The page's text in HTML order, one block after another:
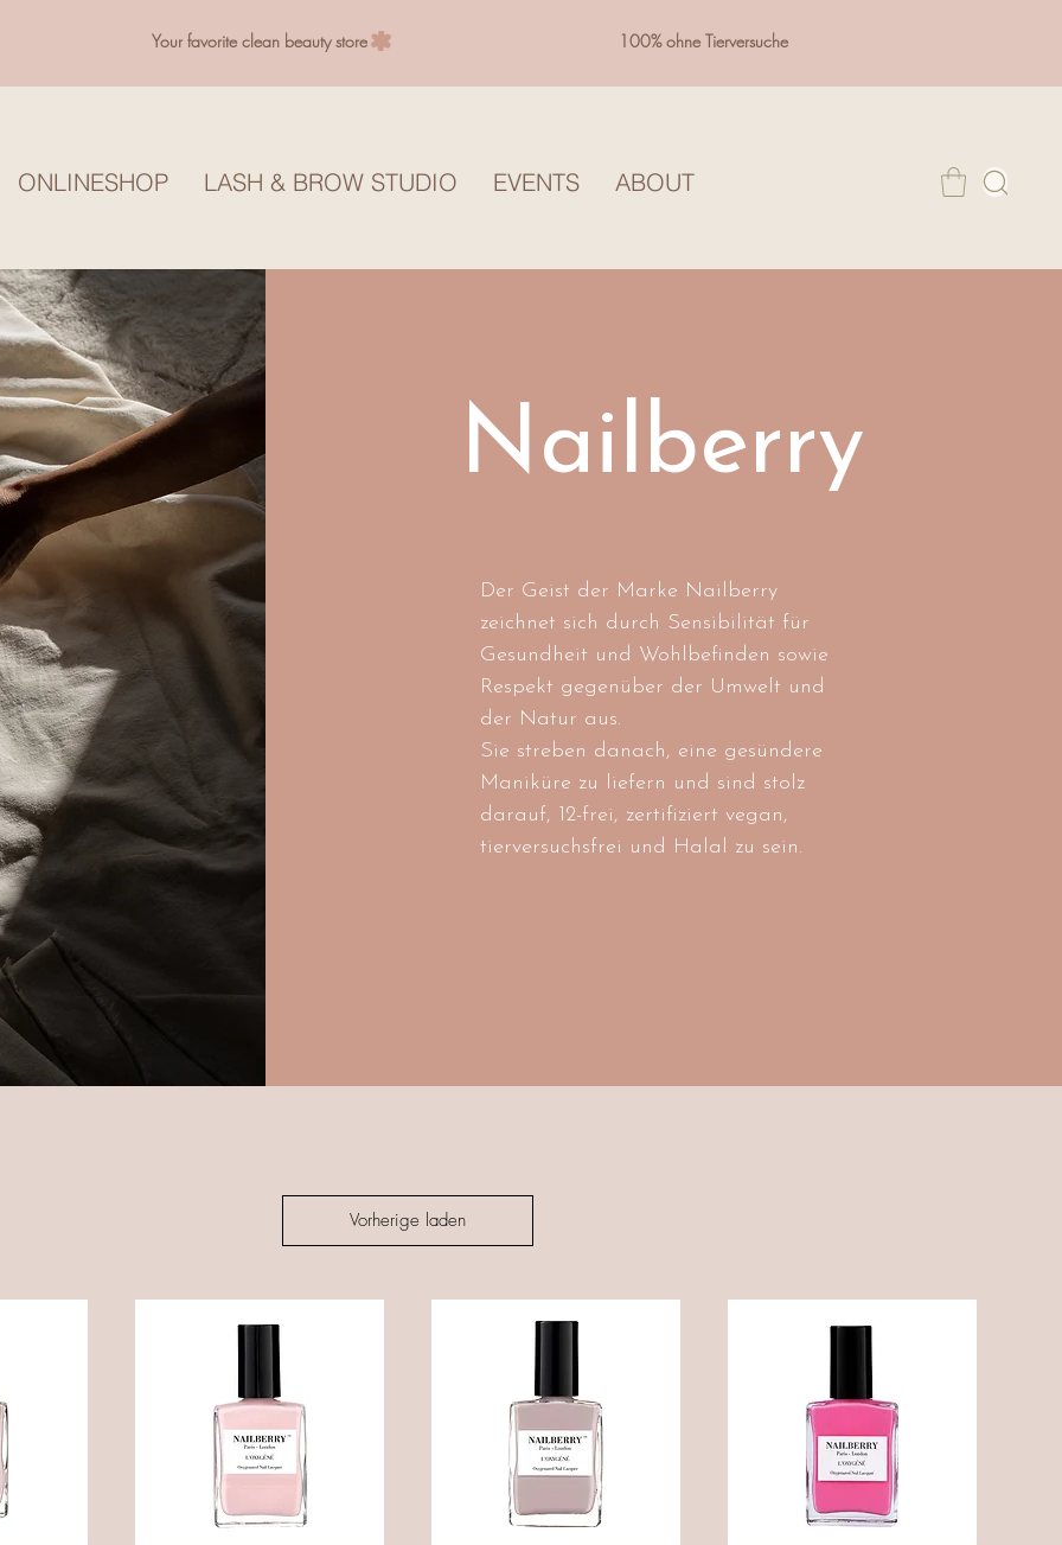
Your favorite clean beauty store 100% ohne Tierversuche
ONLINESHOP LASH & BROW STUDIO EVENTS ABOUT
Nailberry
Der Geist der Marke Nailberry
zeichnet sich durch Sensibilität für
Gesundheit und Wohlbefinden sowie
Respekt gegenüber der Umwelt und
der Natur aus.
Sie streben danach, eine gesündere
Maniküre zu liefern und sind stolz
darauf, 12-frei, zertifiziert vegan,
tierversuchsfrei und Halal zu sein.
Vorherige laden